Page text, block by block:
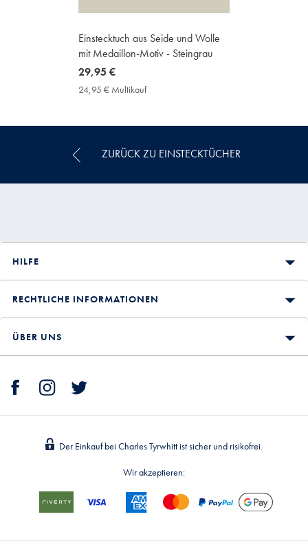
Einstecktuch aus Seide und Wolle
mit Medaillon-Motiv - Steingrau
now
29,95
29,95 €
24,95 € Multikauf24,95
Price
ZURÜCK ZU EINSTECKTÜCHER
HILFE
RECHTLICHE INFORMATIONEN
ÜBER UNS
Der Einkauf bei Charles Tyrwhitt ist sicher und risikofrei.
Wir akzeptieren: